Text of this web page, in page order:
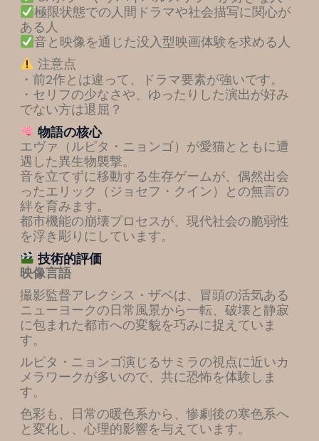
極限状態での人間ドラマや社会描写に関心が
ある人
音と映像を通じた没入型映画体験を求める人
注意点
・前2作とは違って、ドラマ要素が強いです。
・セリフの少なさや、ゆったりした演出が好み
でない方は退屈？
物語の核心
エヴァ（ルピタ・ニョンゴ）が愛猫とともに遭
遇した異生物襲撃。
音を立てずに移動する生存ゲームが、偶然出会
ったエリック（ジョセフ・クイン）との無言の
絆を育みます。
都市機能の崩壊プロセスが、現代社会の脆弱性
を浮き彫りにしています。
技術的評価
映像言語
撮影監督アレクシス・ザベは、冒頭の活気ある
ニューヨークの日常風景から一転、破壊と静寂
に包まれた都市への変貌を巧みに捉えていま
す。
ルピタ・ニョンゴ演じるサミラの視点に近いカ
メラワークが多いので、共に恐怖を体験しま
す。
色彩も、日常の暖色系から、惨劇後の寒色系へ
と変化し、心理的影響を与えています。